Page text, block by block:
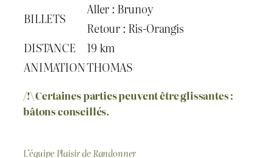
BILLETS
Aller : Brunoy
Retour : Ris-Orangis
DISTANCE
19 km
ANIMATIONTHOMAS
/!\ Certaines parties peuvent être glissantes :
bâtons conseillés.
L’équipe Plaisir de Randonner